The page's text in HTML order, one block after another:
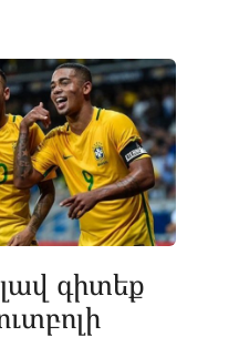
գիտեք